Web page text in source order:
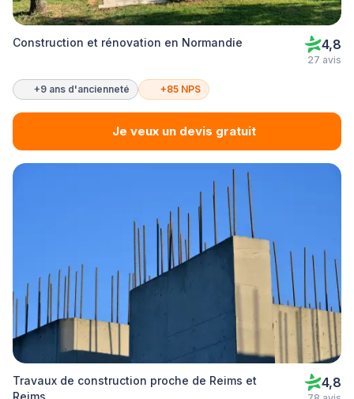
Construction et rénovation en Normandie 4,8
27 avis
+9 ans d'ancienneté +85 NPS
Je veux un devis gratuit
Travaux de construction proche de Reims et
Reims
4,8